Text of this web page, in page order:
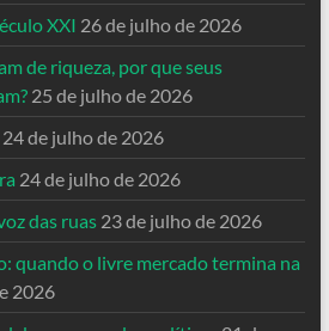
XXI 26 de julho de 2026
de riqueza, por que seus
25 de julho de 2026
24 de julho de 2026
24 de julho de 2026
das ruas 23 de julho de 2026
quando o livre mercado termina na
2026